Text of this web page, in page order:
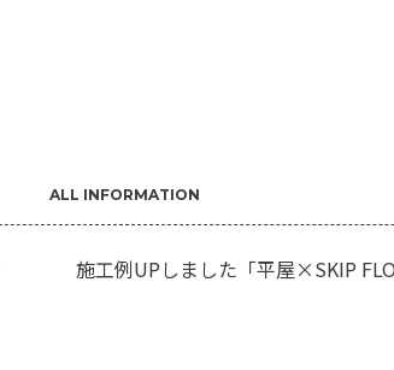
ALL INFORMATION
施工例UPしました「平屋×SKIP